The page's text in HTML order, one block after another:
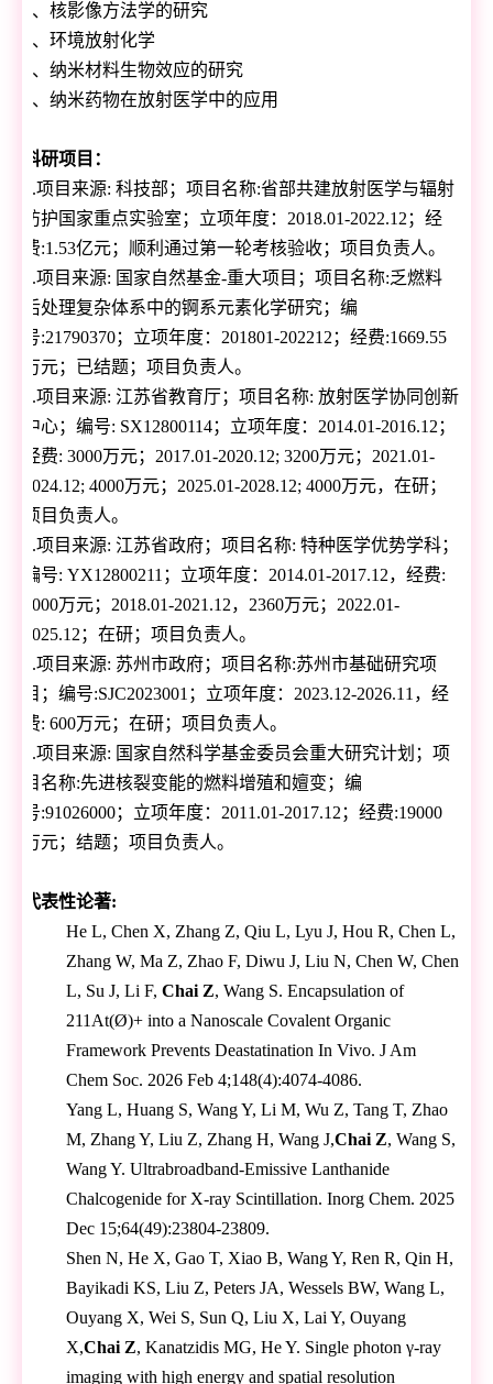
、核影像方法学的研究
、环境放射化学
、纳米材料生物效应的研究
、纳米药物在放射医学中的应用
科研项目：
1.项目来源:科技部；项目名称:省部共建放射医学与辐射
防护国家重点实验室；立项年度： 2018.01-2022.12 ；经
费:1.53亿元；顺利通过第一轮考核验收；项目负责人。
2.项目来源: 国家自然基金-重大项目；项目名称:乏燃料
后处理复杂体系中的锕系元素化学研究；编
号:21790370；立项年度： 201801-202212 ；经费:1669.55
万元；已结题；项目负责人。
3.项目来源: 江苏省教育厅；项目名称:放射医学协同创新
中心；编号: SX12800114；立项年度： 2014.01-2016.12 ；
经费: 3000万元； 2017.01-2020.12; 3200万元； 2021.01-
2024.12; 4000万元； 2025.01-2028.12; 4000万元，在研；
项目负责人。
4.项目来源: 江苏省政府；项目名称:特种医学优势学科；
编号: YX12800211 ；立项年度： 2014.01-2017.12，经费:
2000万元； 2018.01-2021.12， 2360万元； 2022.01-
2025.12 ；在研；项目负责人。
5.项目来源: 苏州市政府；项目名称:苏州市基础研究项
目；编号:SJC2023001 ；立项年度： 2023.12-2026.11 ，经
费: 600万元；在研；项目负责人。
6.项目来源: 国家自然科学基金委员会重大研究计划；项
目名称:先进核裂变能的燃料增殖和嬗变；编
号:91026000；立项年度： 2011.01-2017.12 ；经费:19000
万元；结题；项目负责人。
代表性论著:
He L, Chen X, Zhang Z, Qiu L, Lyu J, Hou R, Chen L,
Zhang W, Ma Z, Zhao F, Diwu J, Liu N, Chen W, Chen
L, Su J, Li F, Chai Z, Wang S. Encapsulation of
211At(Ø)+ into a Nanoscale Covalent Organic
Framework Prevents Deastatination In Vivo. J Am
Chem Soc. 2026 Feb 4;148(4):4074-4086.
Yang L, Huang S, Wang Y, Li M, Wu Z, Tang T, Zhao
M, Zhang Y, Liu Z, Zhang H, Wang J,Chai Z, Wang S,
Wang Y. Ultrabroadband-Emissive Lanthanide
Chalcogenide for X-ray Scintillation. Inorg Chem. 2025
Dec 15;64(49):23804-23809.
Shen N, He X, Gao T, Xiao B, Wang Y, Ren R, Qin H,
Bayikadi KS, Liu Z, Peters JA, Wessels BW, Wang L,
Ouyang X, Wei S, Sun Q, Liu X, Lai Y, Ouyang
X,Chai Z, Kanatzidis MG, He Y. Single photon γ-ray
imaging with high energy and spatial resolution